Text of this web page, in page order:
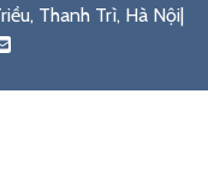
Thanh Trì, Hà Nội|